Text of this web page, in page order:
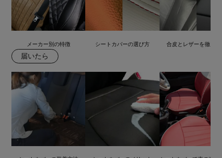
メーカー別の特徴 シートカバーの選び方 合皮とレザーを徹底比
届いたら